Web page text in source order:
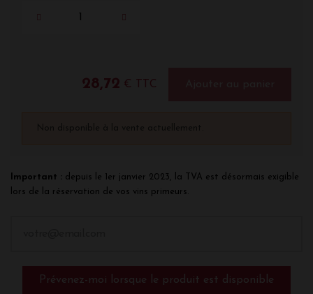
28,72 € TTC
Important : depuis le 1er janvier 2023, la TVA est désormais exigible
lors de la réservation de vos vins primeurs.
Prévenez-moi lorsque le produit est disponible